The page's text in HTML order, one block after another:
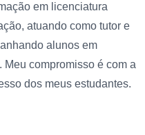
em licenciatura
atuando como tutor e
alunos em
compromisso é com a
dos meus estudantes.